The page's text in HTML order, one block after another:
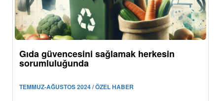
Gıda güvencesini sağlamak herkesin
sorumluluğunda
TEMMUZ-AĞUSTOS 2024 / ÖZEL HABER